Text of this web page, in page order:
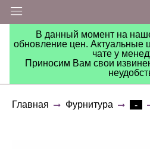
В данный момент на
обновление цен. Актуальные
чате у
Приносим Вам свои
Главная Фурнитура -